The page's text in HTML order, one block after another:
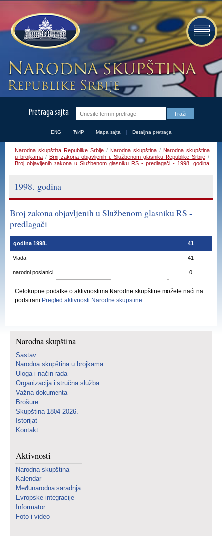
Pretraga sajta
ENG ЋИР Mapa sajta Detaljna pretraga
Narodna skupština Republike Srbije / Narodna skupština / Narodna skupština
u brojkama / Broj zakona objavljenih u Službenom glasniku Republike Srbije /
Broj objavljenih zakona u Službenom glasniku RS - predlagači - 1998. godina
1998. godina
Broj zakona objavljenih u Službenom glasniku RS -
predlagači
godina 1998. 41
Vlada 41
narodni poslanici 0
Celokupne podatke o aktivnostima Narodne skupštine možete naći na
podstrani Pregled aktivnosti Narodne skupštine
Narodna skupština
Sastav
Narodna skupština u brojkama
Uloga i način rada
Organizacija i stručna služba
Važna dokumenta
Brošure
Skupština 1804-2026.
Istorijat
Kontakt
Aktivnosti
Narodna skupština
Kalendar
Međunarodna saradnja
Evropske integracije
Informator
Foto i video